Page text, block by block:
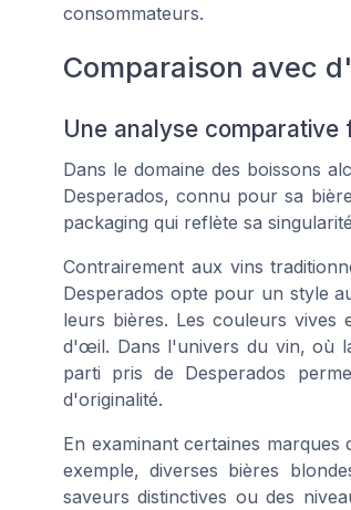
consommateurs.
Comparaison avec
Une analyse
Dans le domaine des boissons
Desperados, connu pour sa
packaging qui reflète sa
Contrairement aux vins
Desperados opte pour un style
leurs bières. Les couleurs vives
d'œil. Dans l'univers du vin, où
parti pris de Desperados
d'originalité.
En examinant certaines marques
exemple, diverses bières
saveurs distinctives ou des